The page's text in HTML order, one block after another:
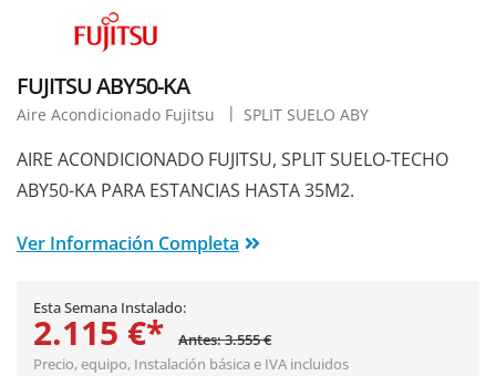
FUJITSU ABY50-KA
Aire Acondicionado Fujitsu SPLIT SUELO ABY
AIRE ACONDICIONADO FUJITSU, SPLIT SUELO-TECHO
ABY50-KA PARA ESTANCIAS HASTA 35M2.
Ver Información Completa
Esta Semana Instalado:
2.115 €*
Antes: 3.555 €
Precio, equipo, Instalación básicae IVA incluidos